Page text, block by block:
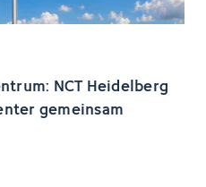
NCT Heidelberg
gemeinsam